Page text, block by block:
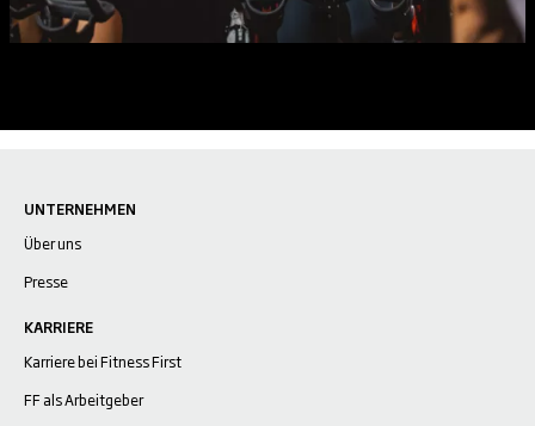
UNTERNEHMEN
Über uns
Presse
KARRIERE
Karriere bei Fitness First
FF als Arbeitgeber